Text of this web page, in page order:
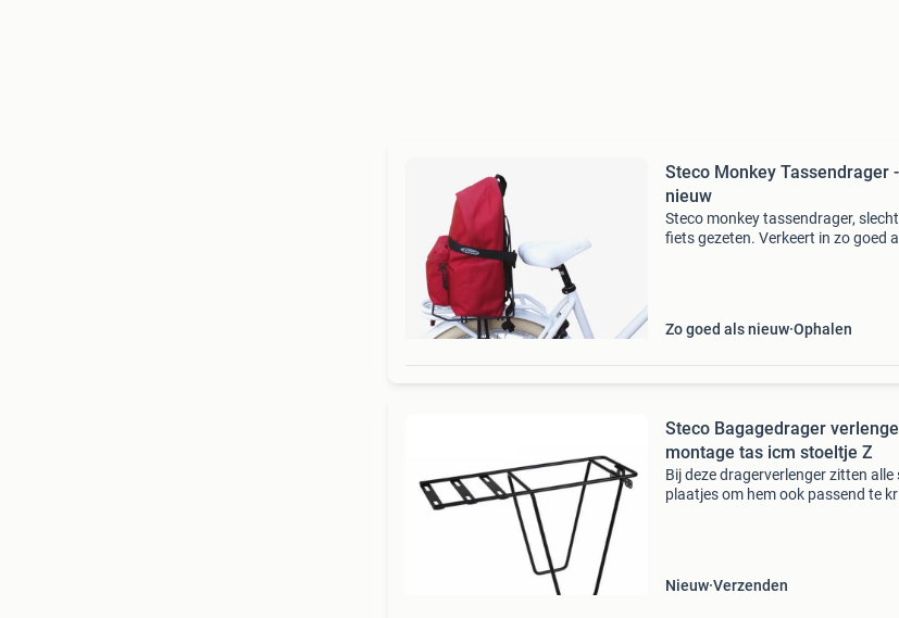
Steco Monkey Tassendrager
nieuw
Steco monkey tassendrager,
fiets gezeten. Verkeert in zo goed
Zo goed als nieuw Ophalen
Steco Bagagedrager
montage tas icm stoeltje Z
Bij deze dragerverlenger zitten
plaatjes om hem ook passend te
Nieuw Verzenden